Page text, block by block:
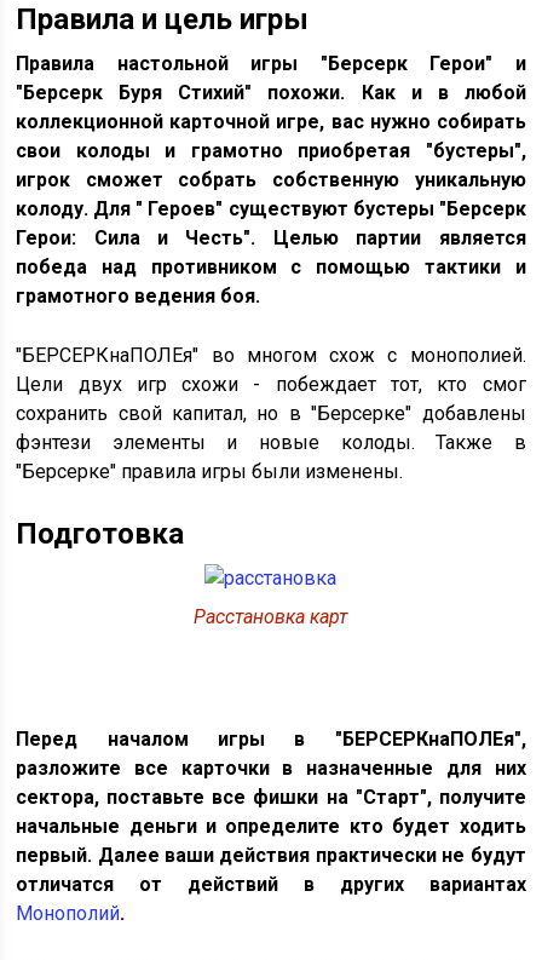
Правила и цель игры
Правила настольной игры "Берсерк Герои" и
"Берсерк Буря Стихий" похожи. Как и в любой
коллекционной карточной игре, вас нужно собирать
свои колоды и грамотно приобретая "бустеры",
игрок сможет собрать собственную уникальную
колоду. Для " Героев" существуют бустеры "Берсерк
Герои: Сила и Честь". Целью партии является
победа над противником с помощью тактики и
грамотного ведения боя.
"БЕРСЕРКнаПОЛЕя" во многом схож с монополией.
Цели двух игр схожи - побеждает тот, кто смог
сохранить свой капитал, но в "Берсерке" добавлены
фэнтези элементы и новые колоды. Также в
"Берсерке" правила игры были изменены.
Подготовка
Расстановка карт
Перед началом игры в "БЕРСЕРКнаПОЛЕя",
разложите все карточки в назначенные для них
сектора, поставьте все фишки на "Старт", получите
начальные деньги и определите кто будет ходить
первый. Далее ваши действия практически не будут
отличатся от действий в других вариантах
Монополий.